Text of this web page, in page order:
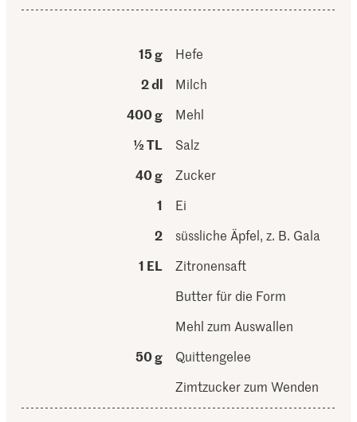
15 g
Hefe
2 dl
Milch
400 g
Mehl
½ TL
Salz
40 g
Zucker
1
Ei
2
süssliche Äpfel, z. B. Gala
1 EL
Zitronensaft
Butter für die Form
Mehl zum Auswallen
50 g
Quittengelee
Zimtzucker zum Wenden